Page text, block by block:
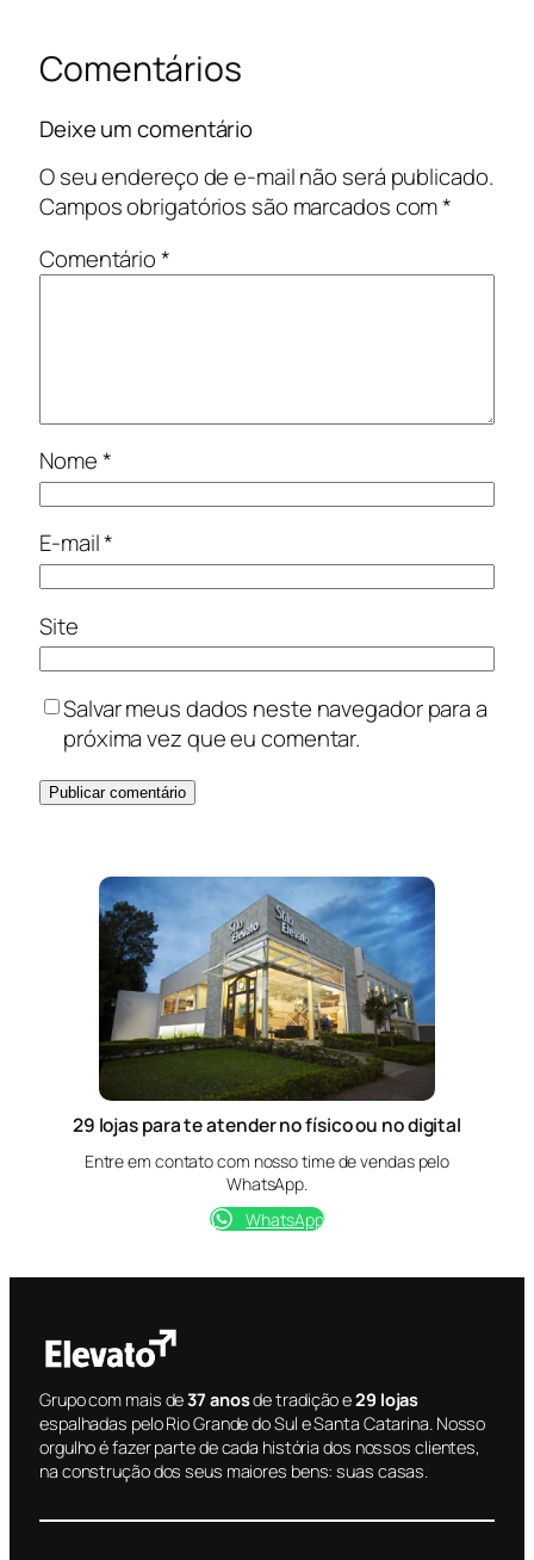
Comentários
Deixe um comentário
O seu endereço de e-mail não será publicado.
Campos obrigatórios são marcados com*
Comentário*
Nome*
E-mail*
Site
Salvar meus dados neste navegador para a
próxima vez que eu comentar.
29 lojas para te atender no físico ou no digital
Entre em contato com nosso time de vendas pelo
WhatsApp.
WhatsApp
Grupo com mais de37 anosde tradição e29 lojas
espalhadas pelo Rio Grande do Sul e Santa Catarina. Nosso
orgulho é fazer parte de cada história dos nossos clientes,
na construção dos seus maiores bens: suas casas.